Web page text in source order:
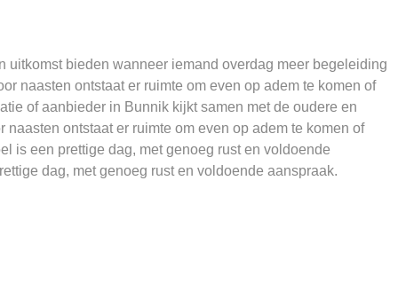
uitkomst bieden wanneer iemand overdag meer begeleiding
naasten ontstaat er ruimte om even op adem te komen of
of aanbieder in Bunnik kijkt samen met de oudere en
naasten ontstaat er ruimte om even op adem te komen of
is een prettige dag, met genoeg rust en voldoende
dag, met genoeg rust en voldoende aanspraak.